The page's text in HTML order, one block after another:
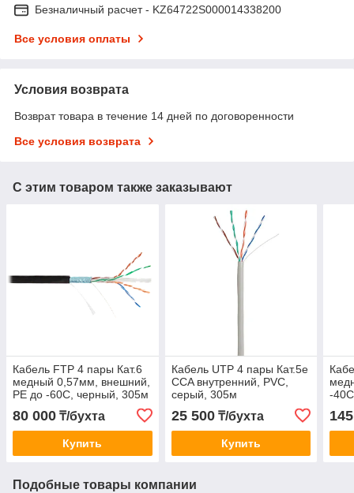
Безналичный расчет - KZ64722S000014338200
Все условия оплаты
Условия возврата
Возврат товара в течение 14 дней по договоренности
Все условия возврата
С этим товаром также заказывают
Кабель FTP 4 пары Кат.6
медный 0,57мм, внешний,
PE до -60С, черный, 305м
80 000 ₸/бухта
Купить
Кабель UTP 4 пары Кат.5e
CCA внутренний, PVC,
серый, 305м
25 500₸/бухта
Купить
-
Подобные товары компании